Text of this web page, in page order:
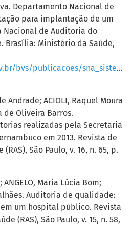
Departamento Nacional de
para implantação de um
Nacional de Auditoria do
Brasília: Ministério da Saúde,
sna_sistema_unico_saude_sus.pdf
Andrade; ACIOLI, Raquel Moura
de Oliveira Barros.
realizadas pela Secretaria
em 2013. Revista de
São Paulo, v. 16, n. 65, p.
Maria Lúcia Bom;
Auditoria de qualidade:
um hospital público. Revista
(RAS), São Paulo, v. 15, n. 58,